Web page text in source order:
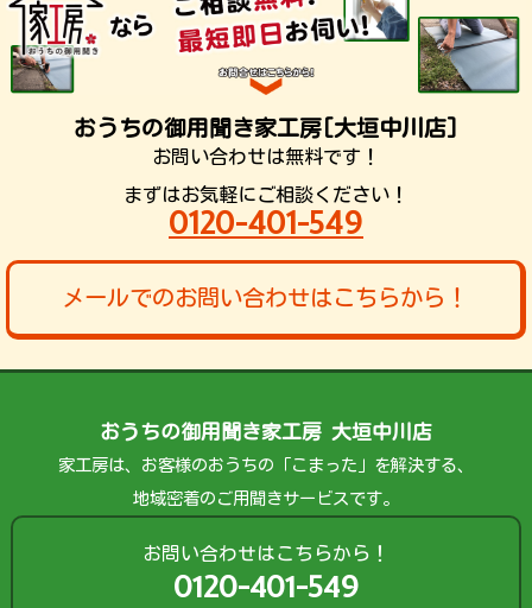
おうちの御用聞き家工房[大垣中川店]
お問い合わせは無料です！
まずはお気軽にご相談ください！
0120-401-549
メールでのお問い合わせはこちらから！
おうちの御用聞き家工房 大垣中川店
家工房は、お客様のおうちの「こまった」を解決する、
地域密着のご用聞きサービスです。
お問い合わせはこちらから！
0120-401-549